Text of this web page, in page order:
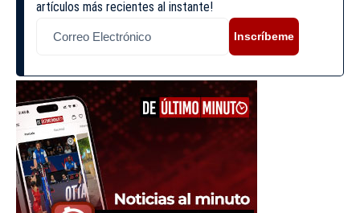
artículos más recientes al instante!
Inscríbeme